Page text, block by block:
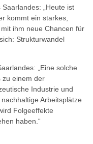
„Heute ist
kommt ein starkes,
ihm neue Chancen für
Strukturwandel
„Eine solche
zu einem der
Industrie und
Arbeitsplätze
Folgeeffekte
haben.“